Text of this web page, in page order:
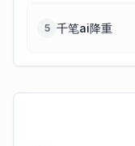
5 千笔ai降重